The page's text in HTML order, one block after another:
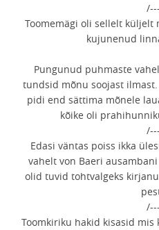
Toomemägi oli sellelt
kujunenud
Pungunud puhmaste
tundsid mõnu soojast
pidi end sättima mõnele
kõike oli
Edasi väntas poiss ikka
vahelt von Baeri
olid tuvid tohtvalgeks
Toomkiriku hakid kisasid